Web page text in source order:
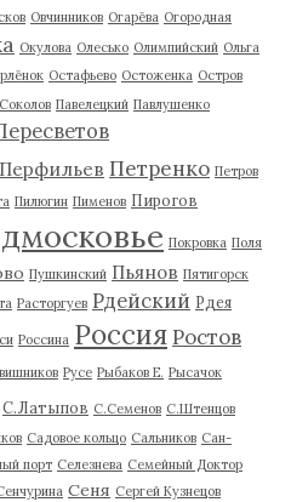
Овчинников Огарёва Огородная
Окулова Олесько Олимпийский Ольга
Остафьево Остоженка Остров
Павелецкий Павлушенко
Перфильев Петренко Петров
Пилюгин Пименов Пирогов
Покровка Поля
Пушкинский Пьянов Пятигорск
Расторгуев Рдейский Рдея
Россина Россия Ростов
Русе Рыбаков Е. Рысачок
С.Латыпов С.Семенов С.Штенцов
Садовое кольцо Сальников Сан-
порт Селезнева Семейный Доктор
Сеня Сергей Кузнецов